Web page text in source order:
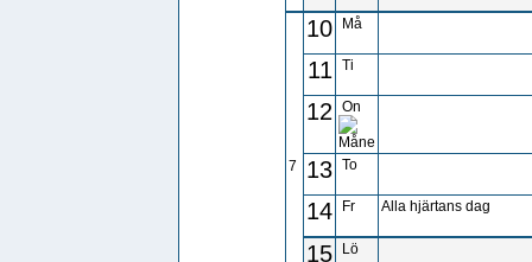
7
10 Må
11 Ti
12 On
13 To
14 Fr Alla hjärtans dag
15 Lö